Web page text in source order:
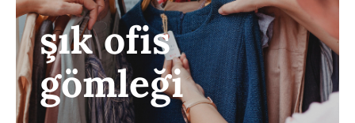
Mağaza
Yeni Ürünler
şık ofis
gömleği